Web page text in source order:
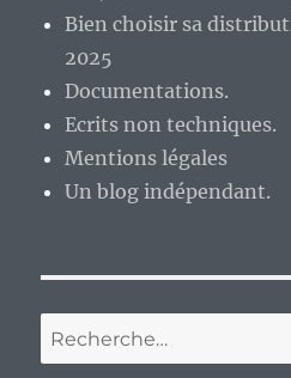
Bien choisir sa
2025
Documentations.
Ecrits non techniques.
Mentions légales
Un blog indépendant.
Recherche
pour :